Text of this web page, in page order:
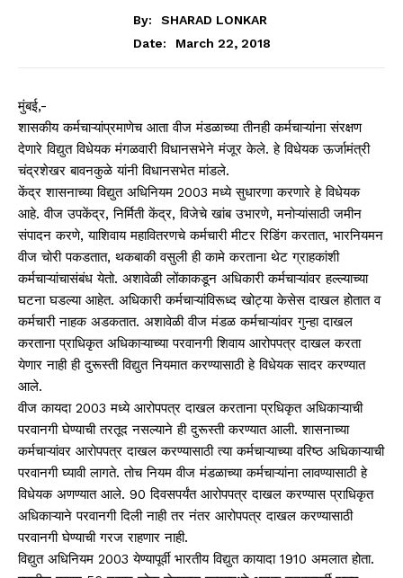
By:
SHARAD LONKAR
Date:
March 22, 2018
मुंबई,-
शासकीय कर्मचाऱ्यांप्रमाणेच आता वीज मंडळाच्या तीनही कर्मचाऱ्यांना संरक्षण
देणारे विद्युत विधेयक मंगळवारी विधानसभेने मंजूर केले. हे विधेयक ऊर्जामंत्री
चंद्रशेखर बावनकुळे यांनी विधानसभेत मांडले.
केंद्र शासनाच्या विद्युत अधिनियम 2003 मध्ये सुधारणा करणारे हे विधेयक
आहे. वीज उपकेंद्र, निर्मिती केंद्र, विजेचे खांब उभारणे, मनोऱ्यांसाठी जमीन
संपादन करणे, याशिवाय महावितरणचे कर्मचारी मीटर रिडिंग करतात, भारनियमन
वीज चोरी पकडतात, थकबाकी वसुली ही कामे करताना थेट ग्राहकांशी
कर्मचाऱ्यांचासंबंध येतो. अशावेळी लोंकाकडून अधिकारी कर्मचाऱ्यांवर हल्ल्याच्या
घटना घडल्या आहेत. अधिकारी कर्मचाऱ्यांविरूध्द खोट्या केसेस दाखल होतात व
कर्मचारी नाहक अडकतात. अशावेळी वीज मंडळ कर्मचाऱ्यांवर गुन्हा दाखल
करताना प्राधिकृत अधिकाऱ्याच्या परवानगी शिवाय आरोपपत्र दाखल करता
येणार नाही ही दुरूस्ती विद्युत नियमात करण्यासाठी हे विधेयक सादर करण्यात
आले.
वीज कायदा 2003 मध्ये आरोपपत्र दाखल करताना प्रधिकृत अधिकाऱ्याची
परवानगी घेण्याची तरतूद नसल्याने ही दुरूस्ती करण्यात आली. शासनाच्या
कर्मचाऱ्यांवर आरोपपत्र दाखल करण्यासाठी त्या कर्मचाऱ्याच्या वरिष्ठ अधिकाऱ्याची
परवानगी घ्यावी लागते. तोच नियम वीज मंडळाच्या कर्मचाऱ्यांना लावण्यासाठी हे
विधेयक अणण्यात आले. 90 दिवसपर्यंत आरोपपत्र दाखल करण्यास प्राधिकृत
अधिकाऱ्याने परवानगी दिली नाही तर नंतर आरोपपत्र दाखल करण्यासाठी
परवानगी घेण्याची गरज राहणार नाही.
विद्युत अधिनियम 2003 येण्यापूर्वी भारतीय विद्युत कायादा 1910 अमलात होता.